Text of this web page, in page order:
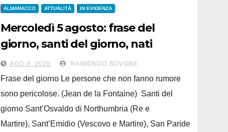
ALMANACCO ATTUALITÀ IN EVIDENZA
Mercoledì 5 agosto: frase del
giorno, santi del giorno, nati
famosi, accadde oggi
AGO 4, 2026 RAIMONDO BOVONE
Frase del giorno Le persone che non fanno rumore
sono pericolose. (Jean de la Fontaine) Santi del
giorno Sant’Osvaldo di Northumbria (Re e
Martire), Sant’Emidio (Vescovo e Martire), San Paride